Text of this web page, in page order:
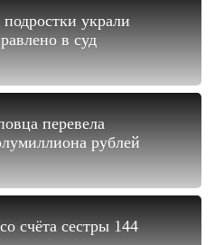
украли
в суд
перевела
рублей
счёта сестры 144